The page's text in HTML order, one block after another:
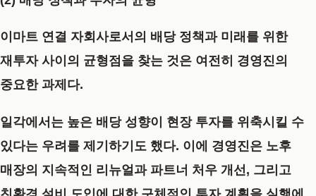
이마트 연결 자회사로서의 배당 정책과 미래를 위한
재투자 사이의 균형점을 찾는 것은 여전히 경영진의
중요한 과제다.
일각에서는 높은 배당 성향이 현장 투자를 위축시킬 수
있다는 우려를 제기하기도 했다. 이에 경영진은 노후
매장의 지속적인 리뉴얼과 파트너 처우 개선, 그리고